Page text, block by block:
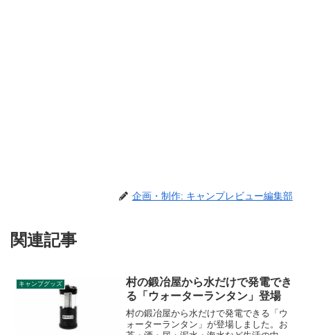
企画・制作: キャンプレビュー編集部
関連記事
キャンプグッズ
村の鍛冶屋から水だけで発電でき
る「ウォーターランタン」登場
村の鍛冶屋から水だけで発電できる「ウ
ォーターランタン」が登場しました。お